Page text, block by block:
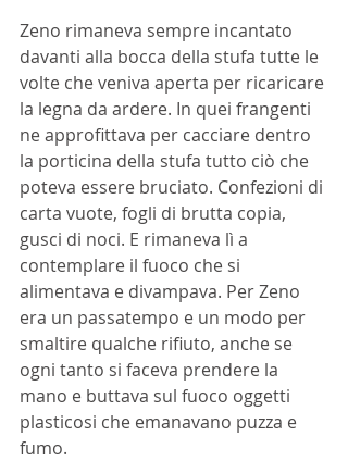
Zeno rimaneva sempre incantato
davanti alla bocca della stufa tutte le
volte che veniva aperta per ricaricare
la legna da ardere. In quei frangenti
ne approfittava per cacciare dentro
la porticina della stufa tutto ciò che
poteva essere bruciato. Confezioni di
carta vuote, fogli di brutta copia,
gusci di noci. E rimaneva lì a
contemplare il fuoco che si
alimentava e divampava. Per Zeno
era un passatempo e un modo per
smaltire qualche rifiuto, anche se
ogni tanto si faceva prendere la
mano e buttava sul fuoco oggetti
plasticosi che emanavano puzza e
fumo.